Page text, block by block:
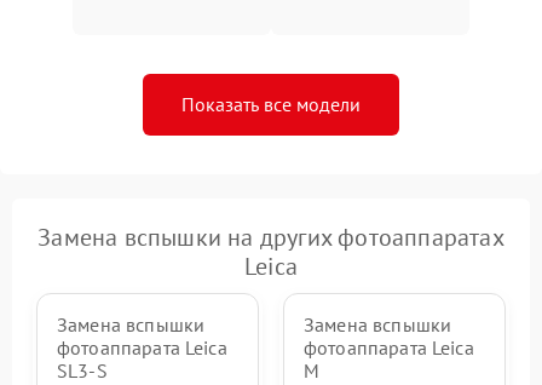
Показать все модели
Замена вспышки на других фотоаппаратах
Leica
Замена вспышки
фотоаппарата Leica
SL3‑S
Замена вспышки
фотоаппарата Leica
M